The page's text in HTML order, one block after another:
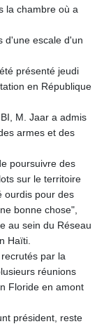
la chambre où a
d'une escale d'un
présenté jeudi
en République
M. Jaar a admis
armes et des
poursuivre des
sur le territoire
ourdis pour des
bonne chose",
au sein du Réseau
Haïti.
par la
réunions
Floride en amont
président, reste